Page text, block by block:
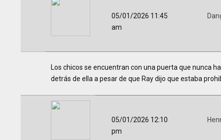
05/01/2026 11:45
am
Los chicos se encuentran con una puerta que nunca
detrás de ella a pesar de que Ray dijo que estaba
05/01/2026 12:10
pm